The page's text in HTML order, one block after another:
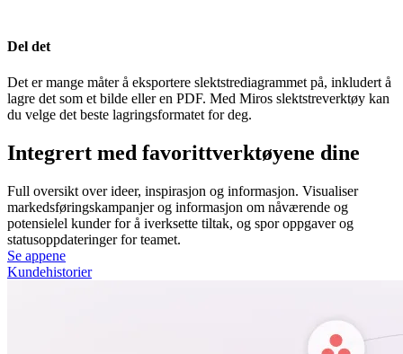
Del det
Det er mange måter å eksportere slektstrediagrammet på, inkludert å
lagre det som et bilde eller en PDF. Med Miros slektstreverktøy kan
du velge det beste lagringsformatet for deg.
Integrert med favorittverktøyene dine
Full oversikt over ideer, inspirasjon og informasjon. Visualiser
markedsføringskampanjer og informasjon om nåværende og
potensielel kunder for å iverksette tiltak, og spor oppgaver og
statusoppdateringer for teamet.
Se appene
Kundehistorier